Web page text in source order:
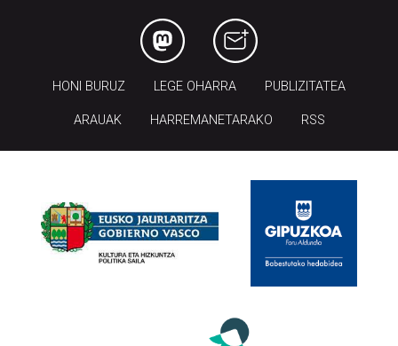
HONI BURUZ LEGE OHARRA PUBLIZITATEA
ARAUAK HARREMANETARAKO RSS